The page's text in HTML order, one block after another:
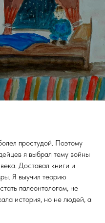
простудой. Поэтому
я выбрал тему войны
Доставал книги и
Я выучил теорию
палеонтологом, не
история, но не людей, а